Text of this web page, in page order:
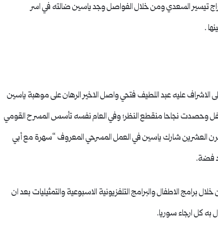
السعدي ومن خلال الفواصل وجد ياسين ضالته في اسر
.
تأسيس مسرح العرائس سنة 1960 وتولى الاشراف عليه عبد اللطيف فتحي واصل الاخير الرهان على موهبة ياسين
وحصدت نجاحا منقطع النظر؛ وفي العام نفسه تأسس المسرح القومي
العشرين شارك ياسين في العمل المسرحي المعروف “سهرة مع أبي
فضة.
برامج الاطفال والبرامج التلفزيونية الاسبوعية والتمثيليات بعد ان
كل ارجاء سوريا.